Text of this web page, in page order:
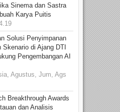
Sinema dan Sastra
Karya Puitis
Solusi Penyimpanan
Skenario di Ajang DTI
Pengembangan AI
Agustus, Jum, Ags
Breakthrough Awards
dan Analisis